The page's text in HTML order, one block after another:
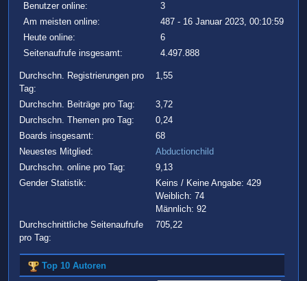
Benutzer online:
3
Am meisten online:
487 - 16 Januar 2023, 00:10:59
Heute online:
6
Seitenaufrufe insgesamt:
4.497.888
Durchschn. Registrierungen pro
Tag:
1,55
Durchschn. Beiträge pro Tag:
3,72
Durchschn. Themen pro Tag:
0,24
Boards insgesamt:
68
Neuestes Mitglied:
Abductionchild
Durchschn. online pro Tag:
9,13
Gender Statistik:
Keins / Keine Angabe: 429
Weiblich: 74
Männlich: 92
Durchschnittliche Seitenaufrufe
pro Tag:
705,22
Top 10 Autoren